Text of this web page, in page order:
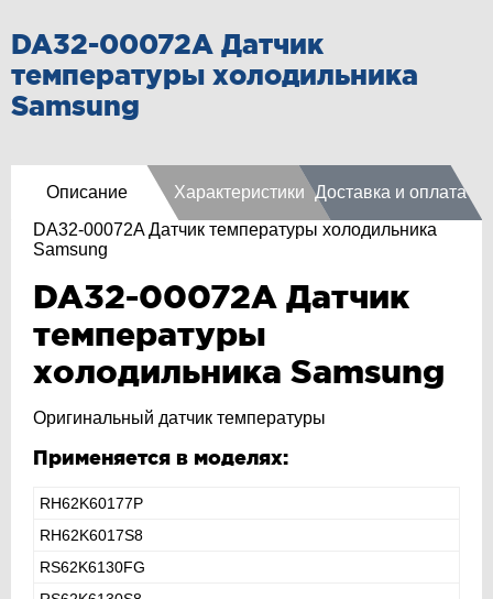
DA32-00072A Датчик
температуры холодильника
Samsung
Описание Характеристики Доставка и оплата
DA32-00072A Датчик температуры холодильника
Samsung
DA32-00072A Датчик
температуры
холодильника Samsung
Оригинальный датчик температуры
Применяется в моделях:
RH62K60177P
RH62K6017S8
RS62K6130FG